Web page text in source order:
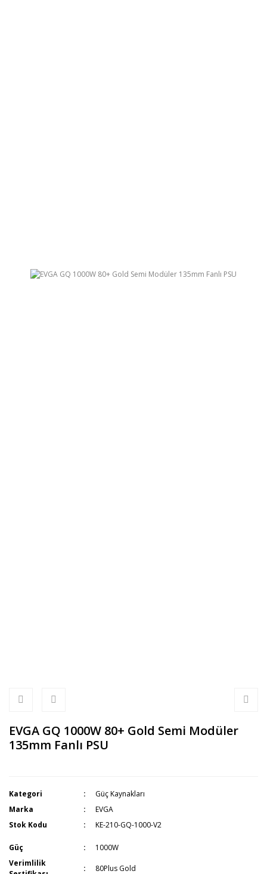
EVGA GQ 1000W 80+ Gold Semi Modüler
135mm Fanlı PSU
Kategori
Güç Kaynakları
Marka
EVGA
Stok Kodu
KE-210-GQ-1000-V2
Güç
1000W
Verimlilik
80Plus Gold